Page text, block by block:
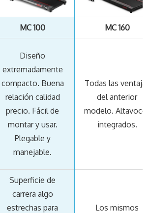
MC 100 MC 160
Diseño
extremadamente
compacto. Buena
relación calidad
precio. Fácil de
montar y usar.
Plegable y
manejable.
Todas las ventajas
del anterior
modelo. Altavoces
integrados.
Superficie de
carrera algo
estrechas para
Los mismos